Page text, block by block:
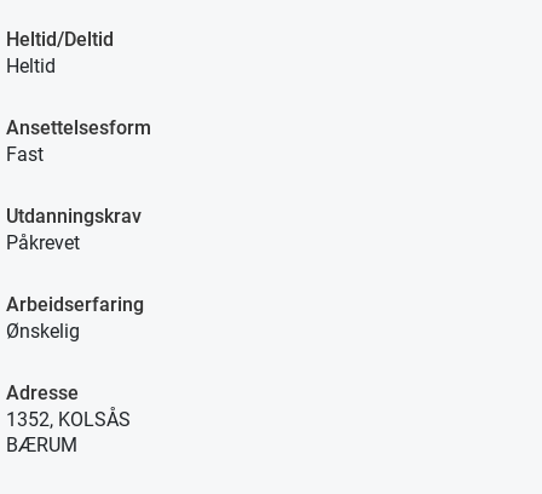
Heltid/Deltid
Heltid
Ansettelsesform
Fast
Utdanningskrav
Påkrevet
Arbeidserfaring
Ønskelig
Adresse
1352, KOLSÅS
BÆRUM